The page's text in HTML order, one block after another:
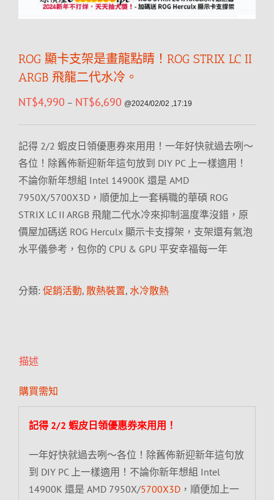
ROG 顯卡支架是畫龍點睛！ROG STRIX LC II
ARGB 飛龍二代水冷。
NT$4,990 – NT$6,690 @2024/02/02 ,17:19
記得 2/2 蝦皮日領優惠券來用用！一年好快就過去咧～
各位！除舊佈新迎新年這句放到 DIY PC 上一樣適用！
不論你新年想組 Intel 14900K 還是 AMD
7950X/5700X3D，順便加上一套稱職的華碩 ROG
STRIX LC II ARGB 飛龍二代水冷來抑制溫度準沒錯，原
價屋加碼送 ROG Herculx 顯示卡支撐架，支架還有氣泡
水平儀參考，包你的 CPU & GPU 平安幸福每一年
分類: 促銷活動, 散熱裝置, 水冷散熱
描述
購買需知
記得 2/2 蝦皮日領優惠券來用用！
一年好快就過去咧～各位！除舊佈新迎新年這句放
到 DIY PC 上一樣適用！不論你新年想組 Intel
14900K 還是 AMD 7950X/5700X3D，順便加上一